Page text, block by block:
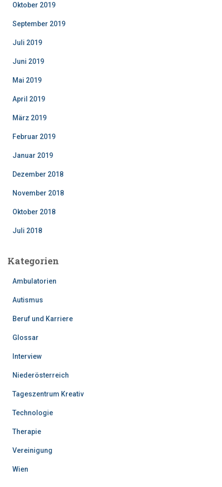
Oktober 2019
September 2019
Juli 2019
Juni 2019
Mai 2019
April 2019
März 2019
Februar 2019
Januar 2019
Dezember 2018
November 2018
Oktober 2018
Juli 2018
Kategorien
Ambulatorien
Autismus
Beruf und Karriere
Glossar
Interview
Niederösterreich
Tageszentrum Kreativ
Technologie
Therapie
Vereinigung
Wien